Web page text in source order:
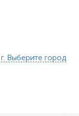
г. Выберите город